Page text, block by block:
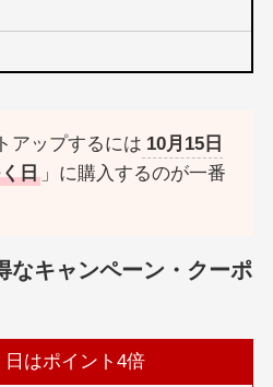
アップするには 10月15日
日 」に購入するのが一番
なキャンペーン・クーポ
日はポイント4倍